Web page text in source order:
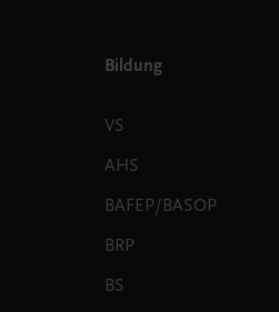
Bildung
VS
AHS
BAFEP/BASOP
BRP
BS